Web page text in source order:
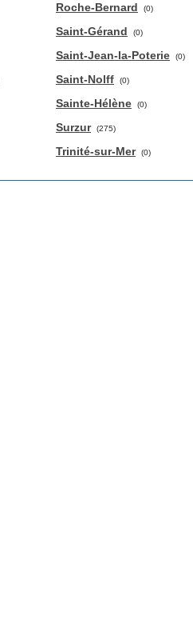
Roche-Bernard (0)
Saint-Gérand (0)
Saint-Jean-la-Poterie (0)
Saint-Nolff (0)
Sainte-Hélène (0)
Surzur (275)
Trinité-sur-Mer (0)